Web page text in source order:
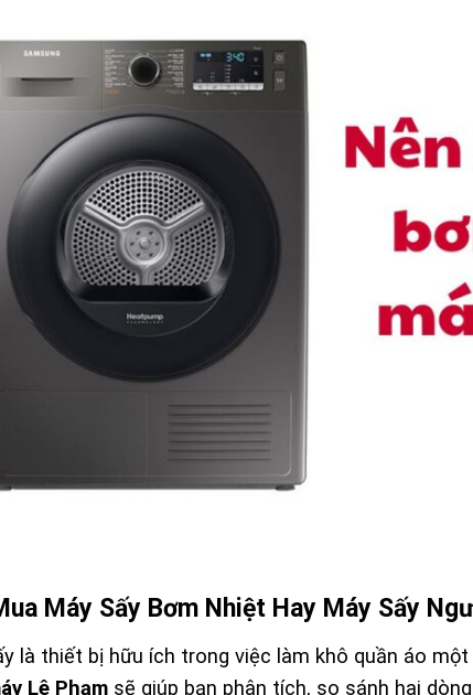
Máy Sấy Bơm Nhiệt Hay Máy Sấy
là thiết bị hữu ích trong việc làm khô quần áo
Lê Phạm sẽ giúp bạn phân tích, so sánh hai